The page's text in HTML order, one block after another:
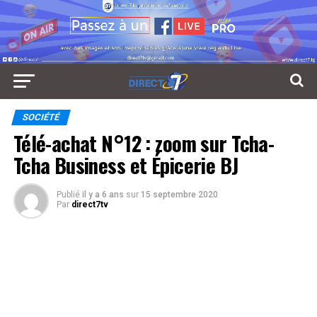
SOCIÉTÉ
Télé-achat N°12 : zoom sur Tcha-
Tcha Business et Épicerie BJ
Publié il y a 6 ans sur 15 septembre 2020
Par direct7tv